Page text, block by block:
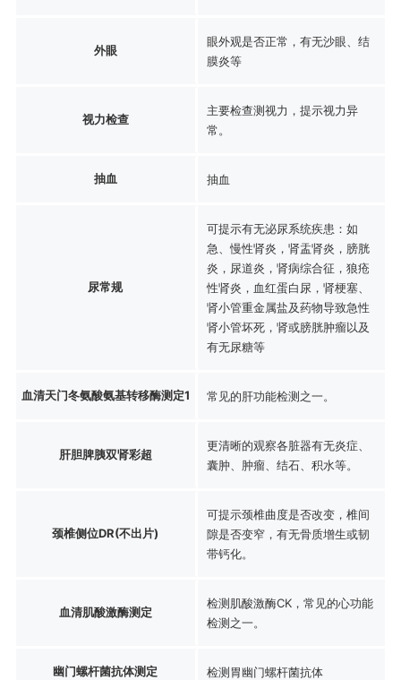
外眼
眼外观是否正常，有无沙眼、结
膜炎等
视力检查
主要检查测视力，提示视力异
常。
抽血 抽血
尿常规
可提示有无泌尿系统疾患：如
急、慢性肾炎，肾盂肾炎，膀胱
炎，尿道炎，肾病综合征，狼疮
性肾炎，血红蛋白尿，肾梗塞、
肾小管重金属盐及药物导致急性
肾小管坏死，肾或膀胱肿瘤以及
有无尿糖等
血清天门冬氨酸氨基转移酶测定1 常见的肝功能检测之一。
肝胆脾胰双肾彩超
更清晰的观察各脏器有无炎症、
囊肿、肿瘤、结石、积水等。
颈椎侧位DR(不出片)
可提示颈椎曲度是否改变，椎间
隙是否变窄，有无骨质增生或韧
带钙化。
血清肌酸激酶测定
检测肌酸激酶CK，常见的心功能
检测之一。
幽门螺杆菌抗体测定 检测胃幽门螺杆菌抗体